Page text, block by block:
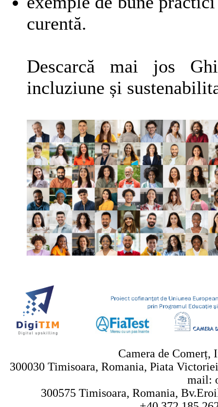
curentă.
Descarcă mai jos
incluziune și
Camera de
300030 Timisoara, Romania, Piata
mail:
300575 Timisoara, Romania,